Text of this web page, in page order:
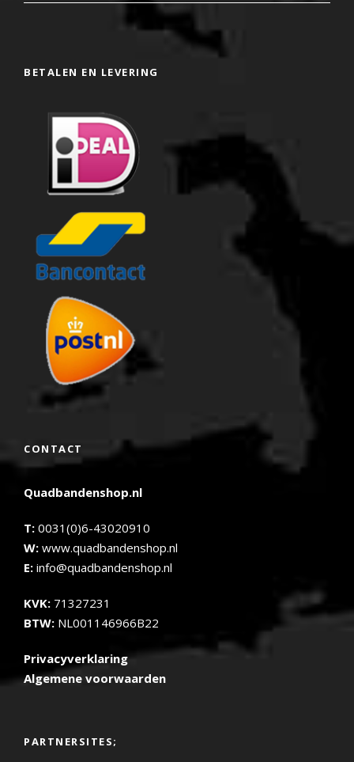
BETALEN EN LEVERING
CONTACT
Quadbandenshop.nl
T: 0031(0)6-43020910
W: www.quadbandenshop.nl
E: info@quadbandenshop.nl
KVK: 71327231
BTW: NL001146966B22
Privacyverklaring
Algemene voorwaarden
PARTNERSITES;